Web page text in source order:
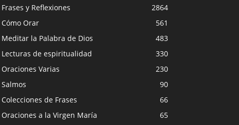
Frases y Reflexiones
2864
Cómo Orar
561
Meditar la Palabra de Dios
483
Lecturas de espiritualidad
330
Oraciones Varias
230
Salmos
90
Colecciones de Frases
66
Oraciones a la Virgen María
65